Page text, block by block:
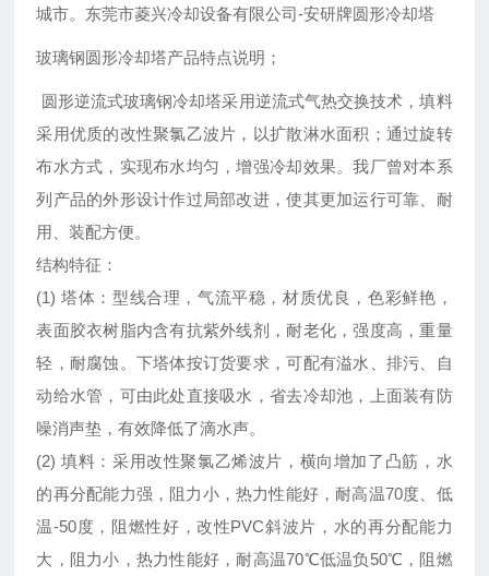
城市。东莞市菱兴冷却设备有限公司-安研牌圆形冷却塔
玻璃钢圆形冷却塔产品特点说明；
圆形逆流式玻璃钢冷却塔采用逆流式气热交换技术，填料
采用优质的改性聚氯乙波片，以扩散淋水面积；通过旋转
布水方式，实现布水均匀，增强冷却效果。我厂曾对本系
列产品的外形设计作过局部改进，使其更加运行可靠、耐
用、装配方便。
结构特征：
(1) 塔体：型线合理，气流平稳，材质优良，色彩鲜艳，
表面胶衣树脂内含有抗紫外线剂，耐老化，强度高，重量
轻，耐腐蚀。下塔体按订货要求，可配有溢水、排污、自
动给水管，可由此处直接吸水，省去冷却池，上面装有防
噪消声垫，有效降低了滴水声。
(2) 填料：采用改性聚氯乙烯波片，横向增加了凸筋，水
的再分配能力强，阻力小，热力性能好，耐高温70度、低
温-50度，阻燃性好，改性PVC斜波片，水的再分配能力
大，阻力小，热力性能好，耐高温70℃低温负50℃，阻燃